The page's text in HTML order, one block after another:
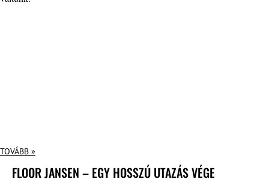
TOVÁBB »
FLOOR JANSEN – EGY HOSSZÚ UTAZÁS VÉGE